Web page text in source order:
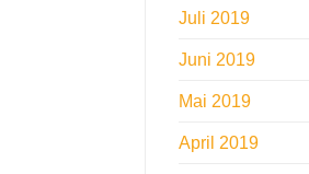
Juli 2019
Juni 2019
Mai 2019
April 2019